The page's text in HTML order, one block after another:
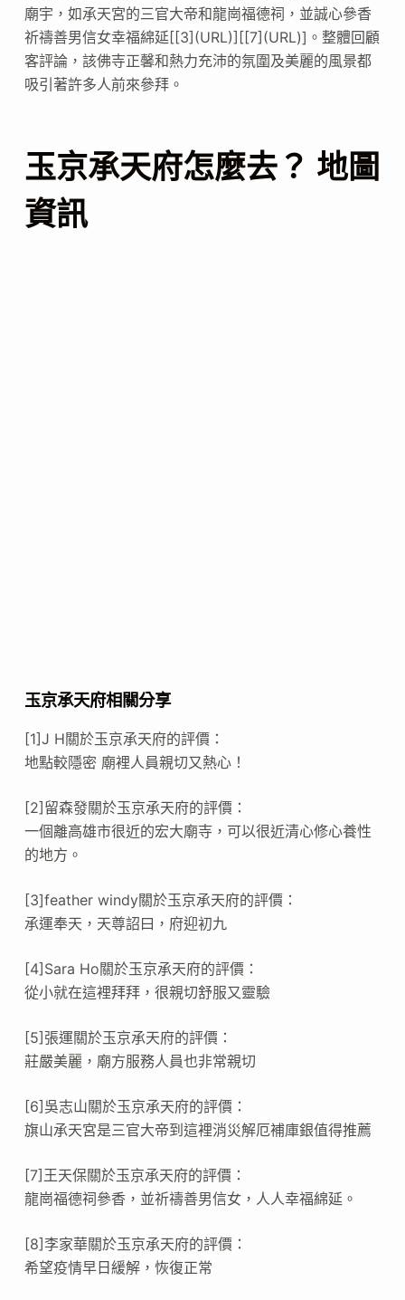
廟宇，如承天宮的三官大帝和龍崗福德祠，並誠心參香
祈禱善男信女幸福綿延[[3](URL)][[7](URL)]。整體回顧
客評論，該佛寺正馨和熱力充沛的氛圍及美麗的風景都
吸引著許多人前來參拜。
玉京承天府怎麼去？ 地圖
資訊
玉京承天府相關分享
[1]J H關於玉京承天府的評價：
地點較隱密 廟裡人員親切又熱心！
[2]留森發關於玉京承天府的評價：
一個離高雄市很近的宏大廟寺，可以很近清心修心養性
的地方。
[3]feather windy關於玉京承天府的評價：
承運奉天，天尊詔曰，府迎初九
[4]Sara Ho關於玉京承天府的評價：
從小就在這裡拜拜，很親切舒服又靈驗
[5]張運關於玉京承天府的評價：
莊嚴美麗，廟方服務人員也非常親切
[6]吳志山關於玉京承天府的評價：
旗山承天宮是三官大帝到這裡消災解厄補庫銀值得推薦
[7]王天保關於玉京承天府的評價：
龍崗福德祠參香，並祈禱善男信女，人人幸福綿延。
[8]李家華關於玉京承天府的評價：
希望疫情早日緩解，恢復正常